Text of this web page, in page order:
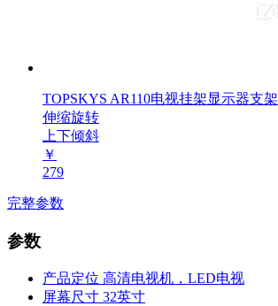
TOPSKYS AR110电视挂架显示器支架
伸缩旋转
上下倾斜
￥
279
完整参数
参数
产品定位 高清电视机，LED电视
屏幕尺寸 32英寸